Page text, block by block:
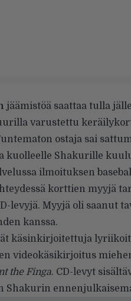
jäämistöä saattaa tulla
varustettu
ostaja sai
kuolleelle Shakurille
ilmoituksen
korttien myyjä
levyjä. Myyjä oli saanut
kanssa.
käsinkirjoitettuja
videokäsikirjoitus
the Finga. CD-levyt
Shakurin